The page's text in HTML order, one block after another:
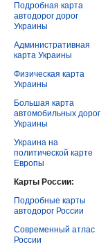
Подробная карта
автодорог дорог
Украины
Административная
карта Украины
Физическая карта
Украины
Большая карта
автомобильных дорог
Украины
Украина на
политической карте
Европы
Карты России:
Подробные карты
автодорог России
Современный атлас
России